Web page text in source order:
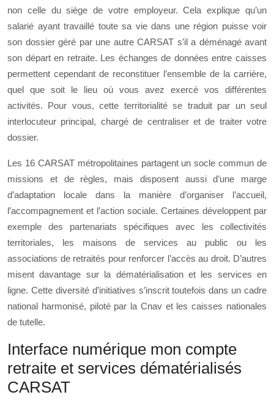
non celle du siège de votre employeur. Cela explique qu’un
salarié ayant travaillé toute sa vie dans une région puisse voir
son dossier géré par une autre CARSAT s’il a déménagé avant
son départ en retraite. Les échanges de données entre caisses
permettent cependant de reconstituer l’ensemble de la carrière,
quel que soit le lieu où vous avez exercé vos différentes
activités. Pour vous, cette territorialité se traduit par un seul
interlocuteur principal, chargé de centraliser et de traiter votre
dossier.
Les 16 CARSAT métropolitaines partagent un socle commun de
missions et de règles, mais disposent aussi d’une marge
d’adaptation locale dans la manière d’organiser l’accueil,
l’accompagnement et l’action sociale. Certaines développent par
exemple des partenariats spécifiques avec les collectivités
territoriales, les maisons de services au public ou les
associations de retraités pour renforcer l’accès au droit. D’autres
misent davantage sur la dématérialisation et les services en
ligne. Cette diversité d’initiatives s’inscrit toutefois dans un cadre
national harmonisé, piloté par la Cnav et les caisses nationales
de tutelle.
Interface numérique mon compte
retraite et services dématérialisés
CARSAT